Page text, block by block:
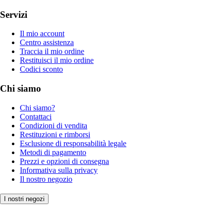
Servizi
Il mio account
Centro assistenza
Traccia il mio ordine
Restituisci il mio ordine
Codici sconto
Chi siamo
Chi siamo?
Contattaci
Condizioni di vendita
Restituzioni e rimborsi
Esclusione di responsabilità legale
Metodi di pagamento
Prezzi e opzioni di consegna
Informativa sulla privacy
Il nostro negozio
I nostri negozi